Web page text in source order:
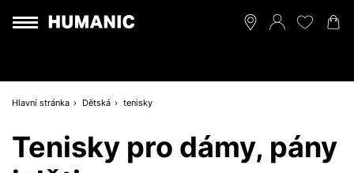
Hlavní stránka Dětská tenisky
Tenisky pro dámy, pány